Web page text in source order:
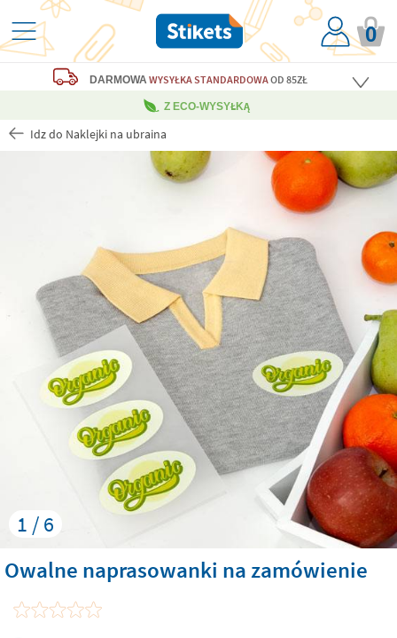
0
DARMOWA WYSYŁKA STANDARDOWAOD 85ZŁ
Z ECO-WYSYŁKĄ
Idz do Naklejki na ubraina
1 / 6
Owalne naprasowanki na zamówienie